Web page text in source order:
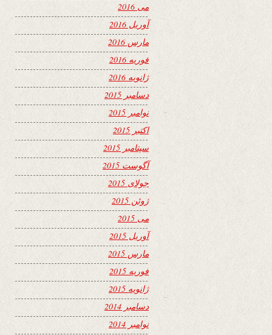
می 2016
آوریل 2016
مارس 2016
فوریه 2016
ژانویه 2016
دسامبر 2015
نوامبر 2015
اکتبر 2015
سپتامبر 2015
آگوست 2015
جولای 2015
ژوئن 2015
می 2015
آوریل 2015
مارس 2015
فوریه 2015
ژانویه 2015
دسامبر 2014
نوامبر 2014